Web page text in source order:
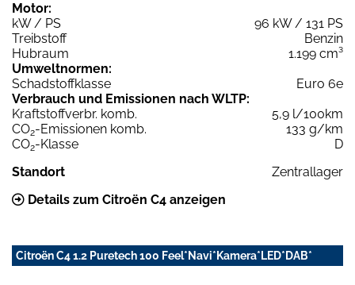
Motor:
kW / PS
96 kW / 131 PS
Treibstoff
Benzin
Hubraum
1.199 cm³
Umweltnormen:
Schadstoffklasse
Euro 6e
Verbrauch und Emissionen nach WLTP:
Kraftstoffverbr. komb.
5,9 l/100km
CO2-Emissionen komb.
133 g/km
CO2-Klasse
D
Standort
Zentrallager
Details zum Citroën C4 anzeigen
Citroën C4 1.2 Puretech 100 Feel*Navi*Kamera*LED*DAB*